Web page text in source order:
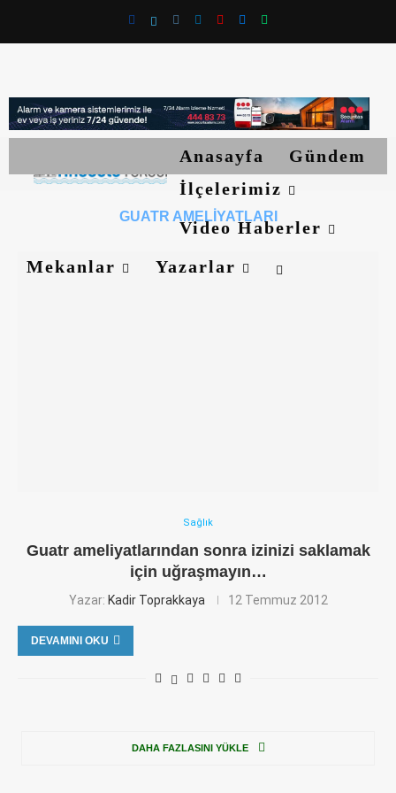
Anasayfa
Gündem
İlçelerimiz
Video Haberler
Mekanlar
Yazarlar
GUATR AMELIYATLARI
Sağlık
Guatr ameliyatlarından sonra izinizi saklamak
için uğraşmayın…
Yazar: Kadir Toprakkaya 12 Temmuz 2012
DEVAMINI OKU
DAHA FAZLASINI YÜKLE